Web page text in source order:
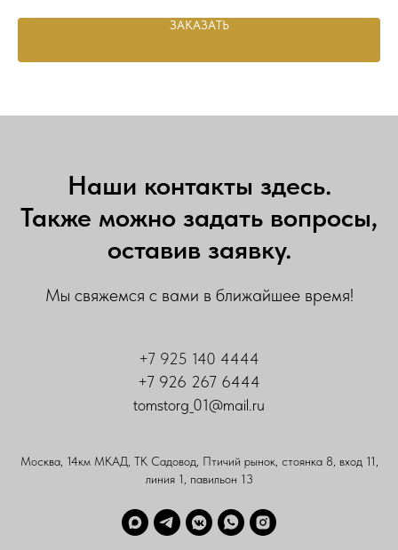
ЗАКАЗАТЬ
Наши контакты здесь.
Также можно задать вопросы,
оставив заявку.
Мы свяжемся с вами в ближайшее время!
+7 925 140 4444
+7 926 267 6444
tomstorg_01@mail.ru
Москва, 14км МКАД, ТК Садовод, Птичий рынок, стоянка 8, вход 11,
линия 1, павильон 13